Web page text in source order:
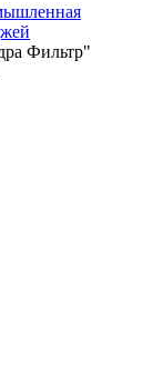
Фильтр"